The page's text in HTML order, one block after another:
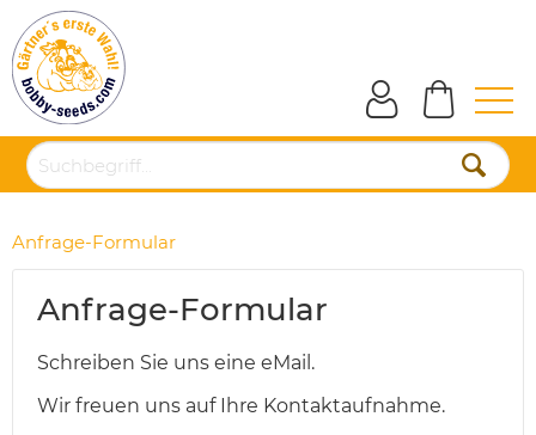
Anfrage-Formular
Anfrage-Formular
Schreiben Sie uns eine eMail.
Wir freuen uns auf Ihre Kontaktaufnahme.